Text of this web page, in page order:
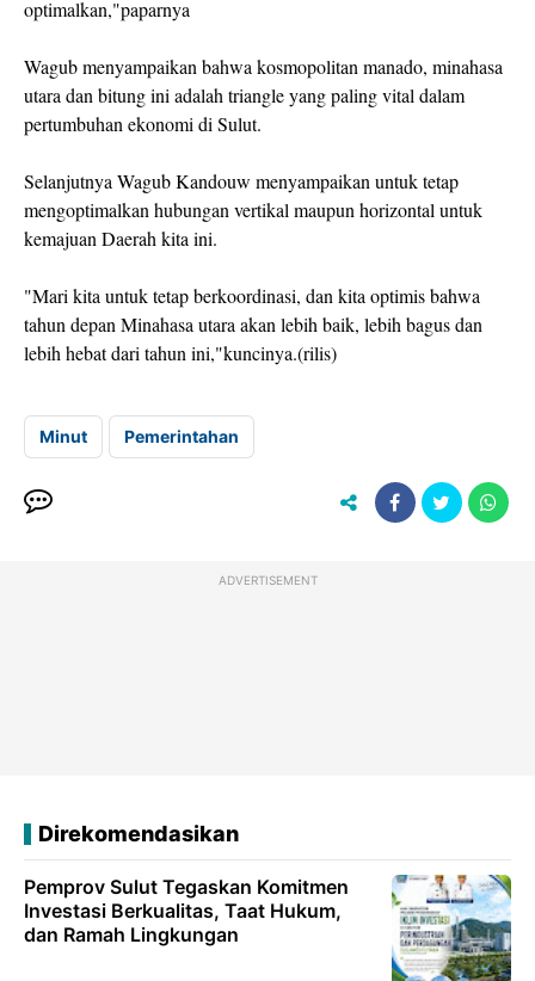
optimalkan,"paparnya
Wagub menyampaikan bahwa kosmopolitan manado, minahasa
utara dan bitung ini adalah triangle yang paling vital dalam
pertumbuhan ekonomi di Sulut.
Selanjutnya Wagub Kandouw menyampaikan untuk tetap
mengoptimalkan hubungan vertikal maupun horizontal untuk
kemajuan Daerah kita ini.
"Mari kita untuk tetap berkoordinasi, dan kita optimis bahwa
tahun depan Minahasa utara akan lebih baik, lebih bagus dan
lebih hebat dari tahun ini,"kuncinya.(rilis)
Minut Pemerintahan
ADVERTISEMENT
Direkomendasikan
Pemprov Sulut Tegaskan Komitmen
Investasi Berkualitas, Taat Hukum,
dan Ramah Lingkungan